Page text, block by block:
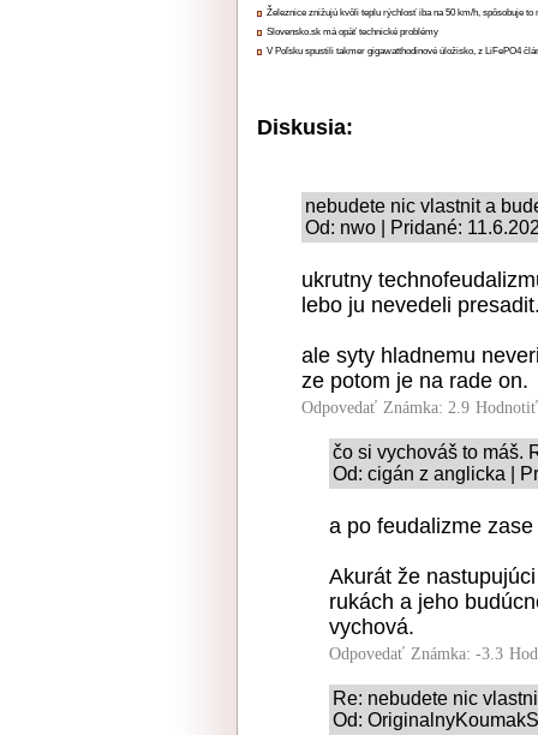
Železnice znižujú kvôli teplu rýchlosť iba na 50 km/h, spôsobuje to
Slovensko.sk má opäť technické problémy
V Poľsku spustili takmer gigawatthodinové úložisko, z LiFePO4
Diskusia:
nebudete nic vlastnit a
Od: nwo | Pridané:
ukrutny
lebo ju nevedeli
ale syty hladnemu
ze potom je na rade on.
Odpovedať Známka: 2.9
čo si vychováš to máš.
Od: cigán z anglicka |
a po feudalizme
Akurát že
rukách a jeho
vychová.
Odpovedať Známka: -3.3
Re: nebudete nic
Od: